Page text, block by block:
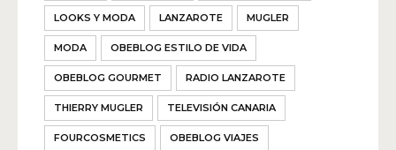
LOOKS Y MODA LANZAROTE MUGLER
MODA OBEBLOG ESTILO DE VIDA
OBEBLOG GOURMET RADIO LANZAROTE
THIERRY MUGLER TELEVISIÓN CANARIA
FOURCOSMETICS OBEBLOG VIAJES